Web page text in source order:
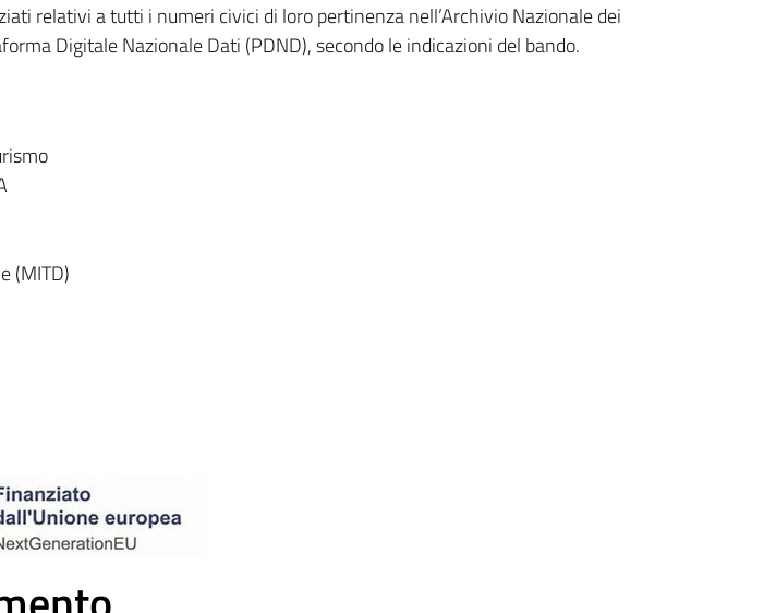
relativi a tutti i numeri civici di loro pertinenza nell’Archivio Nazionale dei
Digitale Nazionale Dati (PDND), secondo le indicazioni del bando.
(MITD)